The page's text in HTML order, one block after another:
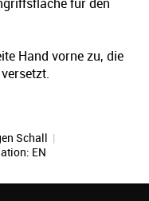
für den
Hand vorne zu, die
Schall |
EN